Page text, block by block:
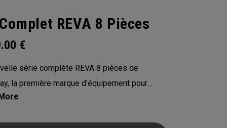
REVA 8 Pièces
€
série complète REVA 8 pièces de
la première marque d'équipement pour
est conçue pour garantir des performances